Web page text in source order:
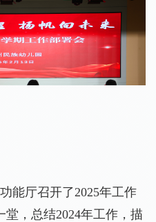
能厅召开了2025年工作
，总结2024年工作，描